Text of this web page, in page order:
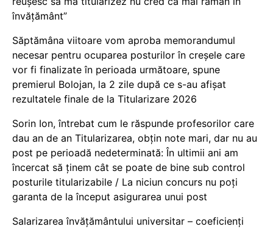
învățământ”
Săptămâna viitoare vom aproba memorandumul
necesar pentru ocuparea posturilor în creșele care
vor fi finalizate în perioada următoare, spune
premierul Bolojan, la 2 zile după ce s-au afișat
rezultatele finale de la Titularizare 2026
Sorin Ion, întrebat cum le răspunde profesorilor care
dau an de an Titularizarea, obțin note mari, dar nu au
post pe perioadă nedeterminată: În ultimii ani am
încercat să ținem cât se poate de bine sub control
posturile titularizabile / La niciun concurs nu poți
garanta de la început asigurarea unui post
Salarizarea învățământului universitar – coeficienți